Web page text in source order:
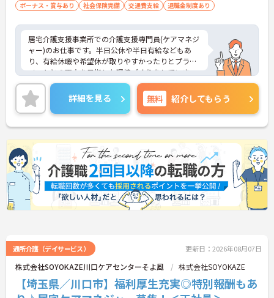
ボーナス・賞与あり
社会保険完備 交通費支給 退職金制度あり
居宅介護支援事業所での介護支援専門員(ケアマネジ
ャー)のお仕事です。半日公休や半日有給などもあ
り、有給休暇や希望休が取りやすかったりとプライ
ベートとの両立を目指した環境づくりをしていま
す。また、育児・介護支援として正社員の時短勤務
制度などもあるので働きやすい♪時短勤務後も子供
が大きくなったから…とタイミングを見てフルタイ
ムに戻すことも可能ですよ！ご興味のある方には、
面接対策ポイントなどさらに詳細をお話いたします
ので、お気軽にご相談ください。
詳細を見る 無料 紹介してもらう
通所介護（デイサービス） 更新日：2026年08月07日
株式会社SOYOKAZE川口ケアセンターそよ風 株式会社SOYOKAZE
【埼玉県／川口市】福利厚生充実◎特別報酬もあ